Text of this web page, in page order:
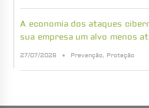
A economia dos ataques
sua empresa um alvo menos
27/07/2026 Prevenção Proteção